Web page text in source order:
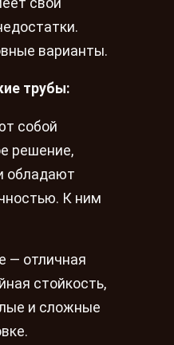
варианты.
трубы:
собой
решение,
обладают
К ним
— отличная
стойкость,
и сложные